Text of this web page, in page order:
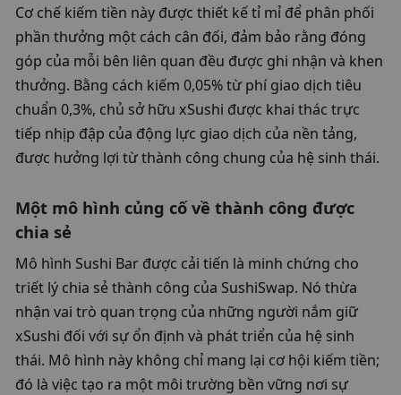
Cơ chế kiếm tiền này được thiết kế tỉ mỉ để phân phối
phần thưởng một cách cân đối, đảm bảo rằng đóng
góp của mỗi bên liên quan đều được ghi nhận và khen
thưởng. Bằng cách kiếm 0,05% từ phí giao dịch tiêu
chuẩn 0,3%, chủ sở hữu xSushi được khai thác trực
tiếp nhịp đập của động lực giao dịch của nền tảng,
được hưởng lợi từ thành công chung của hệ sinh thái.
Một mô hình củng cố về thành công được
chia sẻ
Mô hình Sushi Bar được cải tiến là minh chứng cho
triết lý chia sẻ thành công của SushiSwap. Nó thừa
nhận vai trò quan trọng của những người nắm giữ
xSushi đối với sự ổn định và phát triển của hệ sinh
thái. Mô hình này không chỉ mang lại cơ hội kiếm tiền;
đó là việc tạo ra một môi trường bền vững nơi sự